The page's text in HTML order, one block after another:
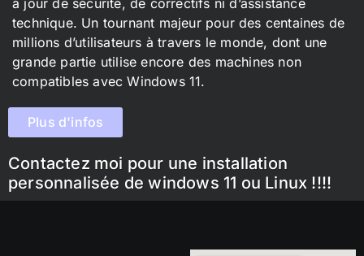
technique. Un tournant majeur pour des centaines de
millions d’utilisateurs à travers le monde, dont une
grande partie utilise encore des machines non
compatibles avec Windows 11.
Plus d'infos
Contactez moi pour une installation
personnalisée de windows 11 ou Linux !!!!